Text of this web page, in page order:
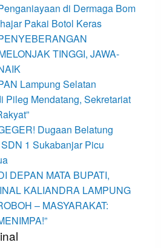
di Dermaga Bom
Pakai Botol Keras
TINGGI, JAWA-
Lampung Selatan
Pileg Mendatang, Sekretariat
Dugaan Belatung
1 Sukabanjar Picu
DEPAN MATA BUPATI,
KALIANDRA LAMPUNG
– MASYARAKAT: